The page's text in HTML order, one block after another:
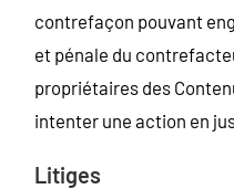
contrefaçon pouvant
et pénale du
propriétaires des
intenter une action en
Litiges